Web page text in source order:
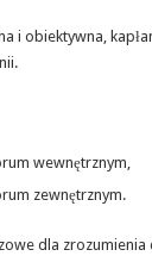
i obiektywna,
wewnętrznym,
zewnętrznym.
dla zrozumienia